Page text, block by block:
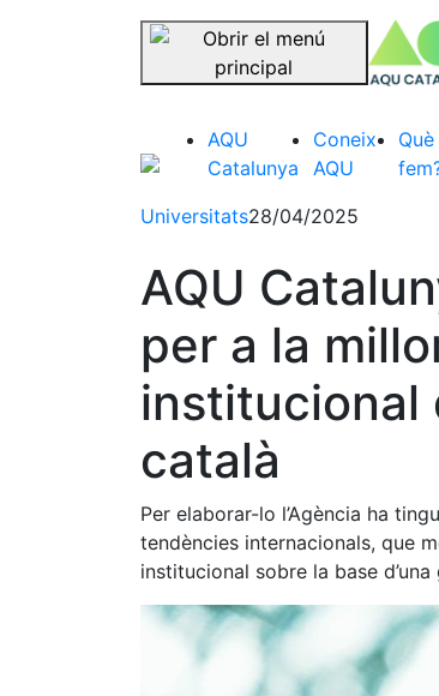
Saltar la navegació
AQU
Catalunya
Coneix
AQU
Què
Universitats28/04/2025
AQU
per a la
institucional
català
Per elaborar-lo l’Agència ha
tendències internacionals, que
institucional sobre la base